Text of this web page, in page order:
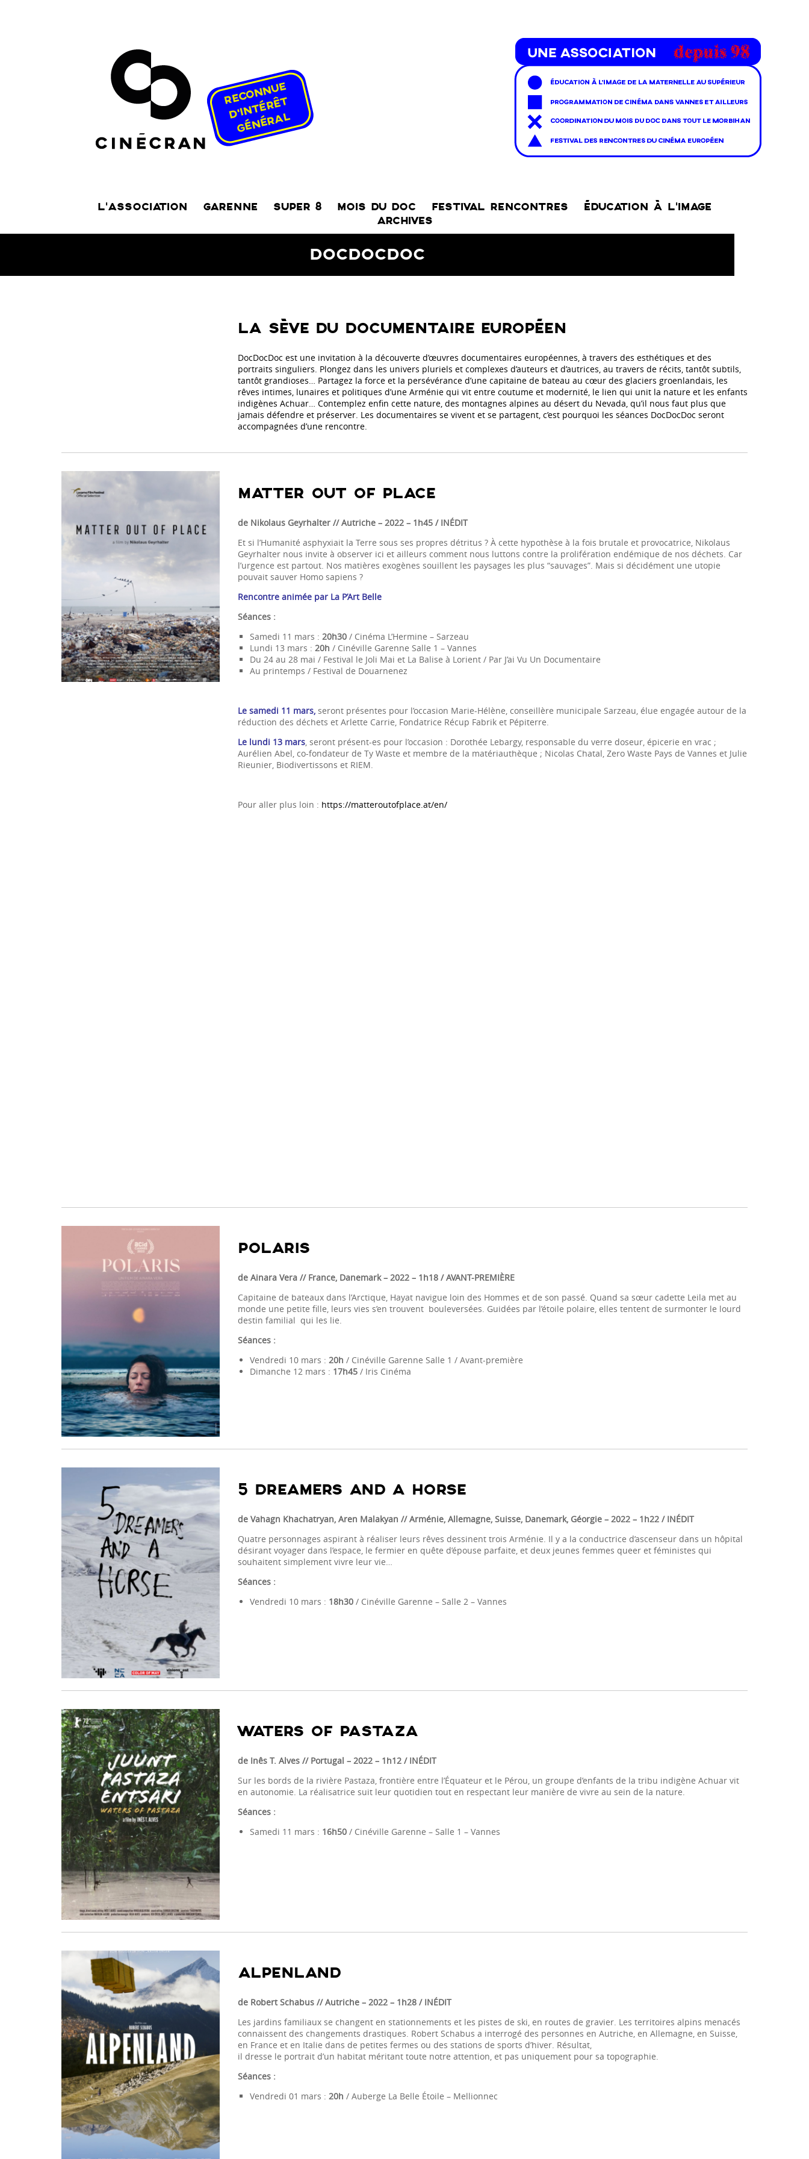
L’ASSOCIATION GARENNE SUPER 8 MOIS DU DOC FESTIVAL RENCONTRES
ÉDUCATION À L’IMAGE
ARCHIVES
DOCDOCDOC
LA SÈVE DU DOCUMENTAIRE EUROPÉEN
DocDocDoc est une invitation à la découverte d’œuvres documentaires européennes, à travers des esthétiques et des
portraits singuliers. Plongez dans les univers pluriels et complexes d’auteurs et d’autrices, au travers de récits, tantôt subtils,
tantôt grandioses… Partagez la force et la persévérance d’une capitaine de bateau au cœur des glaciers groenlandais, les
rêves intimes, lunaires et politiques d’une Arménie qui vit entre coutume et modernité, le lien qui unit la nature et les enfants
indigènes Achuar… Contemplez enfin cette nature, des montagnes alpines au désert du Nevada, qu’il nous faut plus que
jamais défendre et préserver. Les documentaires se vivent et se partagent, c’est pourquoi les séances DocDocDoc seront
accompagnées d’une rencontre.
MATTER OUT OF PLACE
de Nikolaus Geyrhalter // Autriche – 2022 – 1h45 / INÉDIT
Et si l’Humanité asphyxiait la Terre sous ses propres détritus ? À cette hypothèse à la fois brutale et provocatrice, Nikolaus
Geyrhalter nous invite à observer ici et ailleurs comment nous luttons contre la prolifération endémique de nos déchets. Car
l’urgence est partout. Nos matières exogènes souillent les paysages les plus “sauvages”. Mais si décidément une utopie
pouvait sauver Homo sapiens ?
Rencontre animée par La P’Art Belle
Séances :
Samedi 11 mars : 20h30/ Cinéma L’Hermine – Sarzeau
Lundi 13 mars : 20h / Cinéville Garenne Salle 1 – Vannes
Du 24 au 28 mai / Festival le Joli Mai et La Balise à Lorient / Par J’ai Vu Un Documentaire
Au printemps / Festival de Douarnenez
Le samedi 11 mars,seront présentes pour l’occasion Marie-Hélène, conseillère municipale Sarzeau, élue engagée autour de la
réduction des déchets et Arlette Carrie, Fondatrice Récup Fabrik et Pépiterre.
Le lundi 13 mars, seront présent-es pour l’occasion : Dorothée Lebargy, responsable du verre doseur, épicerie en vrac ;
Aurélien Abel, co-fondateur de Ty Waste et membre de la matériauthèque ; Nicolas Chatal, Zero Waste Pays de Vannes et Julie
Rieunier, Biodivertissons et RIEM.
Pour aller plus loin : https://matteroutofplace.at/en/
POLARIS
de Ainara Vera // France, Danemark– 2022 – 1h18 / AVANT-PREMIÈRE
Capitaine de bateaux dans l’Arctique, Hayat navigue loin des Hommes et de son passé. Quand sa sœur cadette Leila met au
monde une petite fille, leurs vies s’en trouvent bouleversées. Guidées par l’étoile polaire, elles tentent de surmonter le lourd
destin familial qui les lie.
Séances :
Vendredi 10 mars : 20h / Cinéville Garenne Salle 1 / Avant-première
Dimanche 12 mars : 17h45/ Iris Cinéma
5 DREAMERS AND A HORSE
de Vahagn Khachatryan, Aren Malakyan // Arménie, Allemagne, Suisse, Danemark, Géorgie – 2022 – 1h22 / INÉDIT
Quatre personnages aspirant à réaliser leurs rêves dessinent trois Arménie. Il y a la conductrice d’ascenseur dans un hôpital
désirant voyager dans l’espace, le fermier en quête d’épouse parfaite, et deux jeunes femmes queer et féministes qui
souhaitent simplement vivre leur vie…
Séances :
Vendredi 10 mars : 18h30/ Cinéville Garenne – Salle 2 – Vannes
WATERS OF PASTAZA
de Inês T. Alves // Portugal – 2022 – 1h12 / INÉDIT
Sur les bords de la rivière Pastaza, frontière entre l’Équateur et le Pérou, un groupe d’enfants de la tribu indigène Achuar vit
en autonomie. La réalisatrice suit leur quotidien tout en respectant leur manière de vivre au sein de la nature.
Séances :
Samedi 11 mars : 16h50/ Cinéville Garenne – Salle 1 – Vannes
ALPENLAND
de Robert Schabus // Autriche – 2022 – 1h28 / INÉDIT
Les jardins familiaux se changent en stationnements et les pistes de ski, en routes de gravier. Les territoires alpins menacés
connaissent des changements drastiques. Robert Schabus a interrogé des personnes en Autriche, en Allemagne, en Suisse,
en France et en Italie dans de petites fermes ou des stations de sports d’hiver. Résultat,
il dresse le portrait d’un habitat méritant toute notre attention, et pas uniquement pour sa topographie.
Séances :
Vendredi 01 mars : 20h / Auberge La Belle Étoile – Mellionnec